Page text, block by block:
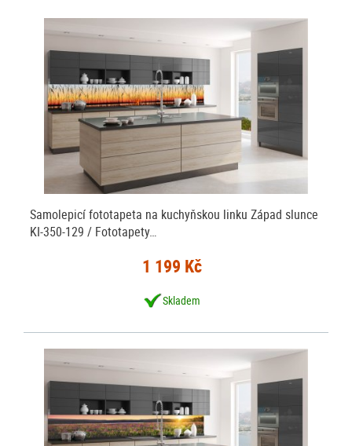
samolepicí fototapety nás baví
Potřebujete jiný rozměr fototapety? Chtěli byste jiný
vzor? Nebo chcete třeba fototapetu z vlastní fotky?
Nebo ve stejném vzoru jako fototapetu na kuchyňskou
linku, ledničku, podlahu, dveře i vliesovou fototapetu
nebo dokonce záclonu, závěs, ubrus?
Máme řešení, klikněte ZDE!
Samolepicí fototapeta na kuchyňskou linku Západ slunce
KI-350-129 / Fototapety…
1 199 Kč
Skladem